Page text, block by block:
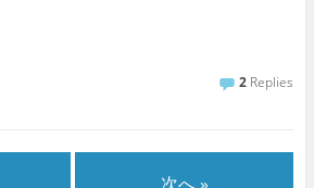
2 Replies